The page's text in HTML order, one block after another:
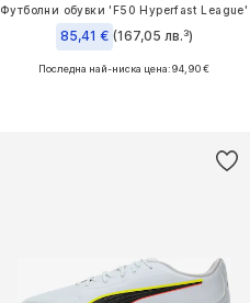
Футболни обувки 'F50 Hyperfast League'
85,41 € (167,05 лв.³)
Предлага се в много размери
Последна най-ниска цена:94,90 €